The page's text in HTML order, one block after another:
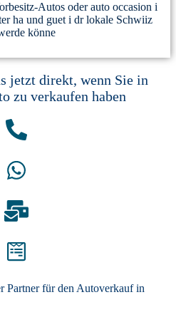
Autos oder auto occasion i
ha und guet i dr lokale Schwiiz
könne
jetzt direkt, wenn Sie in
zu verkaufen haben
Partner für den Autoverkauf in